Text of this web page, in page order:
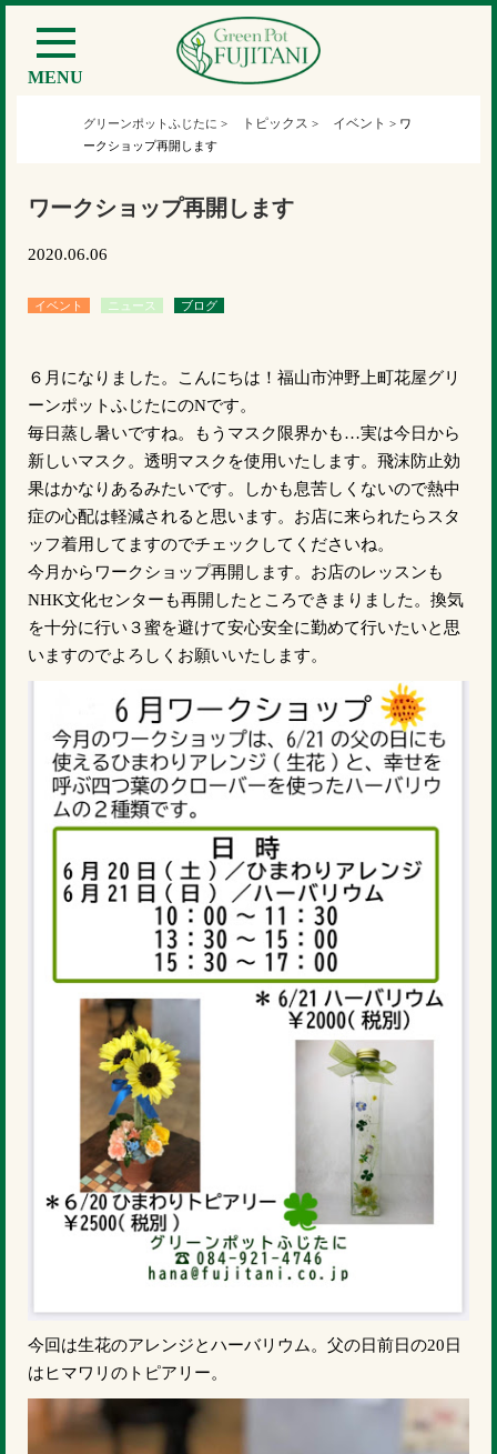
MENU
グリーンポットふじたに > トピックス > イベント > ワ
ークショップ再開します
ワークショップ再開します
2020.06.06
イベント ニュース ブログ
６月になりました。こんにちは！福山市沖野上町花屋グリ
ーンポットふじたにのNです。
毎日蒸し暑いですね。もうマスク限界かも…実は今日から
新しいマスク。透明マスクを使用いたします。飛沫防止効
果はかなりあるみたいです。しかも息苦しくないので熱中
症の心配は軽減されると思います。お店に来られたらスタ
ッフ着用してますのでチェックしてくださいね。
今月からワークショップ再開します。お店のレッスンも
NHK文化センターも再開したところできまりました。換気
を十分に行い３蜜を避けて安心安全に勤めて行いたいと思
いますのでよろしくお願いいたします。
今回は生花のアレンジとハーバリウム。父の日前日の20日
はヒマワリのトピアリー。